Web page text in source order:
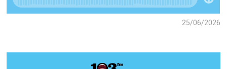
25/06/2026